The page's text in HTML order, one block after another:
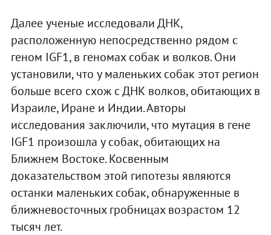
Далее ученые исследовали ДНК,
расположенную непосредственно рядом с
геном IGF1, в геномах собак и волков. Они
установили, что у маленьких собак этот регион
больше всего схож с ДНК волков, обитающих в
Израиле, Иране и Индии. Авторы
исследования заключили, что мутация в гене
IGF1 произошла у собак, обитающих на
Ближнем Востоке. Косвенным
доказательством этой гипотезы являются
останки маленьких собак, обнаруженные в
ближневосточных гробницах возрастом 12
тысяч лет.